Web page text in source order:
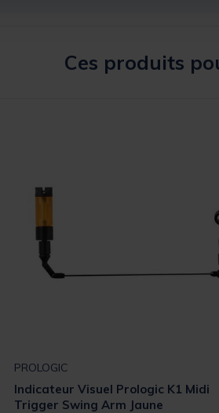
Ces produits
PROLOGIC
Indicateur Visuel Prologic K1 Midi
Trigger Swing Arm Jaune